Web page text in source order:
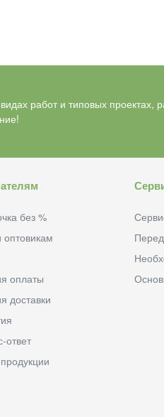
работ и типовых проектах,
без %
оптовикам
оплаты
доставки
ответ